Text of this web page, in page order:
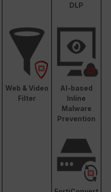
DLP
Web & Video
Filter
AI-based
Inline
Malware
Prevention